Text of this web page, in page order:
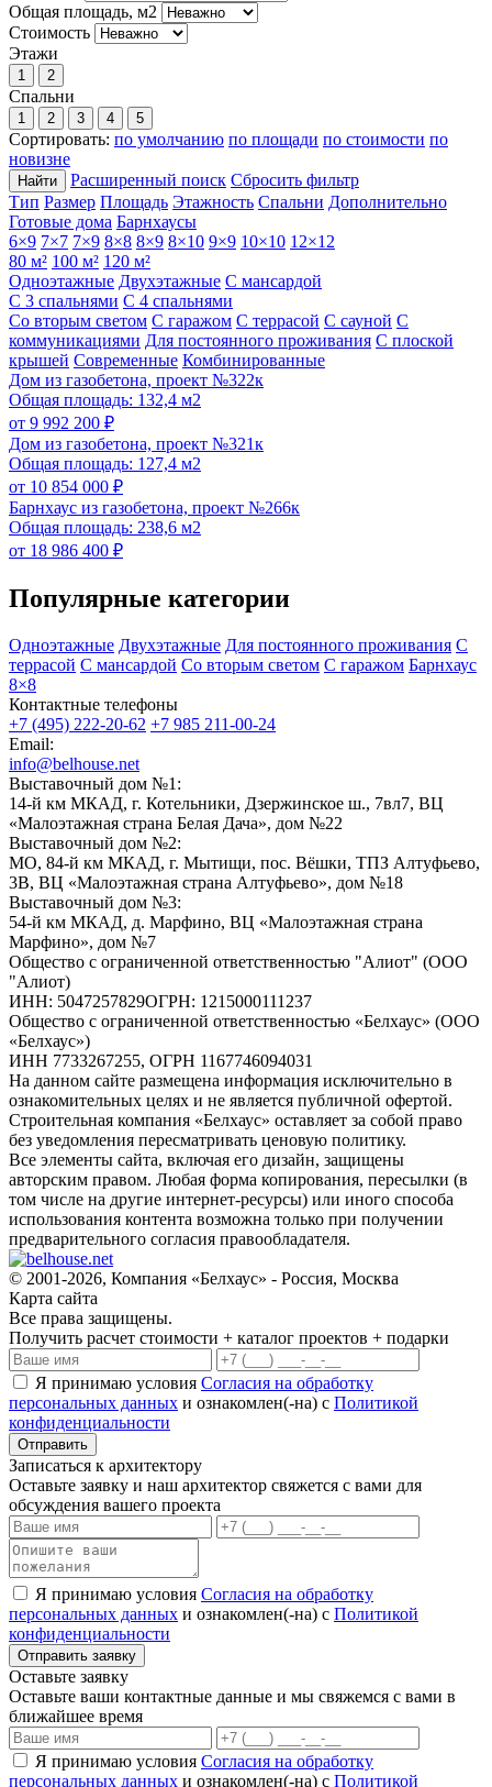
Общая площадь, м2
Стоимость
Этажи
1 2
Спальни
1 2 3 4 5
Сортировать: по умолчанию по площади по стоимости по
новизне
Найти Расширенный поиск Сбросить фильтр
Тип Размер Площадь Этажность Спальни Дополнительно
Готовые дома Барнхаусы
6×9 7×7 7×9 8×8 8×9 8×10 9×9 10×10 12×12
80 м² 100 м² 120 м²
Одноэтажные Двухэтажные С мансардой
С 3 спальнями С 4 спальнями
Со вторым светом С гаражом С террасой С сауной С
коммуникациями Для постоянного проживания С плоской
крышей Современные Комбинированные
Дом из газобетона, проект №322к
Общая площадь: 132,4 м2
от 9 992 200 ₽
Дом из газобетона, проект №321к
Общая площадь: 127,4 м2
от 10 854 000 ₽
Барнхаус из газобетона, проект №266к
Общая площадь: 238,6 м2
от 18 986 400 ₽
Популярные категории
Одноэтажные Двухэтажные Для постоянного проживания С
террасой С мансардой Со вторым светом С гаражом Барнхаус
8×8
Контактные телефоны
+7 (495) 222-20-62 +7 985 211-00-24
Email:
info@belhouse.net
Выставочный дом №1:
14-й км МКАД, г. Котельники, Дзержинское ш., 7вл7, ВЦ
«Малоэтажная страна Белая Дача», дом №22
Выставочный дом №2:
МО, 84-й км МКАД, г. Мытищи, пос. Вёшки, ТПЗ Алтуфьево,
3В, ВЦ «Малоэтажная страна Алтуфьево», дом №18
Выставочный дом №3:
54-й км МКАД, д. Марфино, ВЦ «Малоэтажная страна
Марфино», дом №7
Общество с ограниченной ответственностью "Алиот" (ООО
"Алиот)
ИНН: 5047257829ОГРН: 1215000111237
Общество с ограниченной ответственностью «Белхаус» (ООО
«Белхаус»)
ИНН 7733267255, ОГРН 1167746094031
На данном сайте размещена информация исключительно в
ознакомительных целях и не является публичной офертой.
Строительная компания «Белхаус» оставляет за собой право
без уведомления пересматривать ценовую политику.
Все элементы сайта, включая его дизайн, защищены
авторским правом. Любая форма копирования, пересылки (в
том числе на другие интернет-ресурсы) или иного способа
использования контента возможна только при получении
предварительного согласия правообладателя.
© 2001-2026, Компания «Белхаус» - Россия, Москва
Карта сайта
Все права защищены.
Получить расчет стоимости + каталог проектов + подарки
Я принимаю условия Согласия на обработку
персональных данных и ознакомлен(-на) с Политикой
конфиденциальности
Записаться к архитектору
Оставьте заявку и наш архитектор свяжется с вами для
обсуждения вашего проекта
Я принимаю условия Согласия на обработку
персональных данных и ознакомлен(-на) с Политикой
конфиденциальности
Оставьте заявку
Оставьте ваши контактные данные и мы свяжемся с вами в
ближайшее время
Я принимаю условия Согласия на обработку
персональных данных и ознакомлен(-на) с Политикой